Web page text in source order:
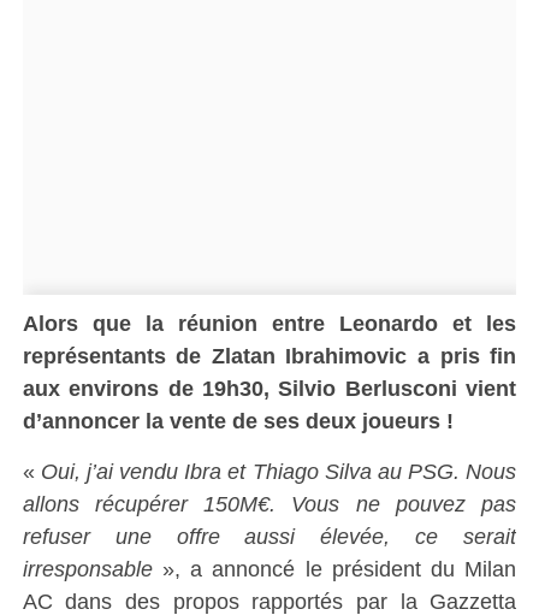
Alors que la réunion entre Leonardo et les
représentants de Zlatan Ibrahimovic a pris fin
aux environs de 19h30, Silvio Berlusconi vient
d’annoncer la vente de ses deux joueurs !
« Oui, j’ai vendu Ibra et Thiago Silva au PSG. Nous
allons récupérer 150M€. Vous ne pouvez pas
refuser une offre aussi élevée, ce serait
irresponsable », a annoncé le président du Milan
AC dans des propos rapportés par la Gazzetta